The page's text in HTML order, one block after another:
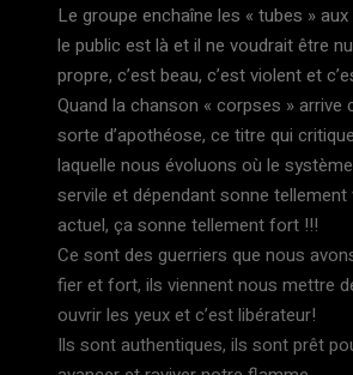
Le groupe enchaîne les « tubes »
le public est là et il ne voudrait être
propre, c’est beau, c’est violent et
Quand la chanson « corpses » arrive
sorte d’apothéose, ce titre qui
laquelle nous évoluons où le
servile et dépendant sonne
actuel, ça sonne tellement fort !!!
Ce sont des guerriers que nous
fier et fort, ils viennent nous mettre
ouvrir les yeux et c’est libérateur!
Ils sont authentiques, ils sont prêt